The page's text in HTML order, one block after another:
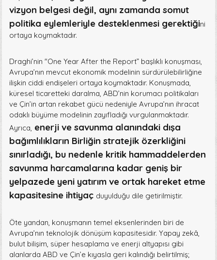
vizyon belgesi değil, aynı zamanda somut
politika eylemleriyle desteklenmesi gerektiğini
ortaya koymaktadır.
Draghi’nin "One Year After the Report” başlıklı konuşması,
Avrupa’nın mevcut ekonomik modelinin sürdürülebilirliğine
ilişkin ciddi endişeleri ortaya koymaktadır. Konuşmada,
küresel ticaretteki daralma, ABD’nin korumacı politikaları
ve Çin’in artan rekabet gücü nedeniyle Avrupa’nın ihracat
odaklı büyüme modelinin zayıfladığı vurgulanmaktadır.
Ayrıca, enerji ve savunma alanındaki dışa
bağımlılıkların Birliğin stratejik özerkliğini
sınırladığı, bu nedenle kritik hammaddelerden
savunma harcamalarına kadar geniş bir
yelpazede yeni yatırım ve ortak hareket etme
kapasitesine ihtiyaç duyulduğu dile getirilmiştir.
Öte yandan, konuşmanın temel eksenlerinden biri de
Avrupa’nın teknolojik dönüşüm kapasitesidir. Yapay zekâ,
bulut bilişim, süper hesaplama ve enerji altyapısı gibi
alanlarda ABD ve Çin’e kıyasla geri kalındığı belirtilmiş;